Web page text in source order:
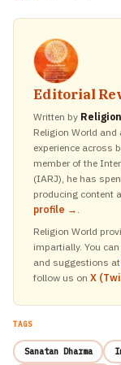
Editorial
Written by
Religion World
experience across
member of the
(IARJ), he has
producing content
profile → .
Religion World
impartially. You
and suggestions at
follow us on X
TAGS
Sanatan Dharma